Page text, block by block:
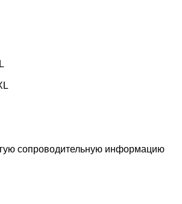
сопроводительную информацию